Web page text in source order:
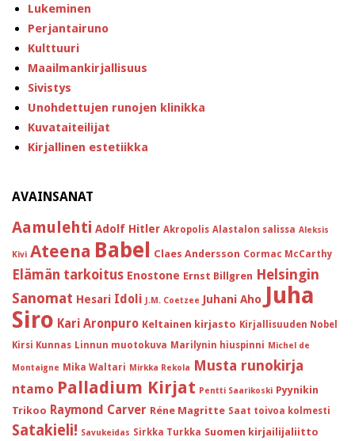
Lukeminen
Perjantairuno
Kulttuuri
Maailmankirjallisuus
Sivistys
Unohdettujen runojen klinikka
Kuvataiteilijat
Kirjallinen estetiikka
AVAINSANAT
Aamulehti Adolf Hitler Akropolis Alastalon salissa Aleksis
Kivi Ateena Babel Claes Andersson Cormac McCarthy
Elämän tarkoitus Enostone Ernst Billgren Helsingin
Sanomat Hesari Idoli J.M. Coetzee Juhani Aho Juha
Siro Kari Aronpuro Keltainen kirjasto Kirjallisuuden Nobel
Kirsi Kunnas Linnun muotokuva Marilynin hiuspinni Michel de
Montaigne Mika Waltari Mirkka Rekola Musta runokirja
ntamo Palladium Kirjat Pentti Saarikoski Pyynikin
Trikoo Raymond Carver Réne Magritte Saat toivoa kolmesti
Satakieli! Savukeidas Sirkka Turkka Suomen kirjailijaliitto